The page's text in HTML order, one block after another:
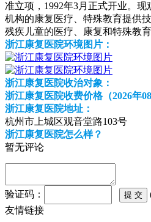
准立项，1992年3月正式开业。
机构的康复医疗、特殊教育提供
残疾儿童的医疗、康复和特殊教
浙江康复医院环境图片：
浙江康复医院收治对象：
浙江康复医院收费价格（2026年
浙江康复医院地址：
杭州市上城区观音堂路103号
浙江康复医院怎么样？
暂无评论
验证码：
友情链接